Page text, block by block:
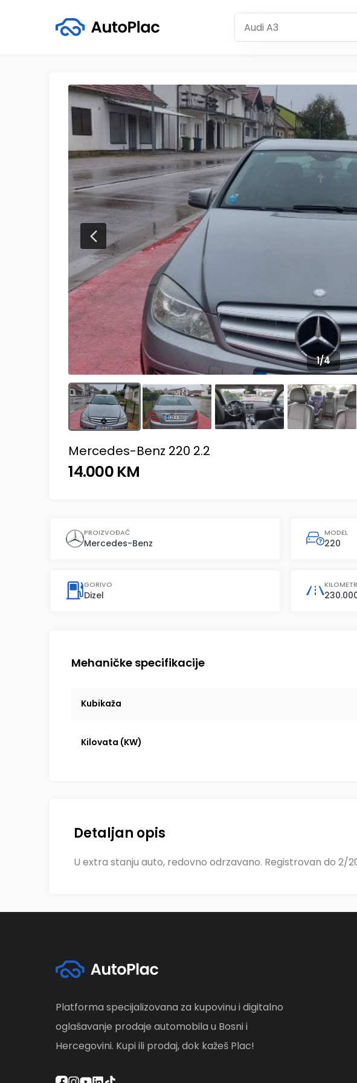
1/4
Mercedes-Benz 220 2.2
14.000 KM
PROIZVOĐAČ
Mercedes-Benz
MODEL
220
GORIVO
Dizel
Mehaničke specifikacije
Kubikaža
Kilovata (KW)
Detaljan opis
U extra stanju auto, redovno odrzavano. Registrovan do 2/
Platforma specijalizovana za kupovinu i digitalno
oglašavanje prodaje automobila u Bosni i
Hercegovini. Kupi ili prodaj, dok kažeš Plac!